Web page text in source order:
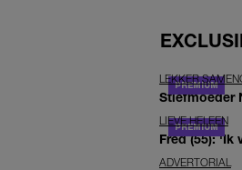
LEKKER
Stiefmoeder
LIEVE HELEEN
Fred (55): 'Ik
ADVERTORIAL